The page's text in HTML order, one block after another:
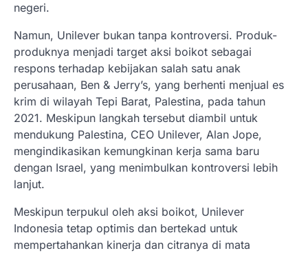
negeri.
Namun, Unilever bukan tanpa kontroversi. Produk-
produknya menjadi target aksi boikot sebagai
respons terhadap kebijakan salah satu anak
perusahaan, Ben & Jerry’s, yang berhenti menjual es
krim di wilayah Tepi Barat, Palestina, pada tahun
2021. Meskipun langkah tersebut diambil untuk
mendukung Palestina, CEO Unilever, Alan Jope,
mengindikasikan kemungkinan kerja sama baru
dengan Israel, yang menimbulkan kontroversi lebih
lanjut.
Meskipun terpukul oleh aksi boikot, Unilever
Indonesia tetap optimis dan bertekad untuk
mempertahankan kinerja dan citranya di mata